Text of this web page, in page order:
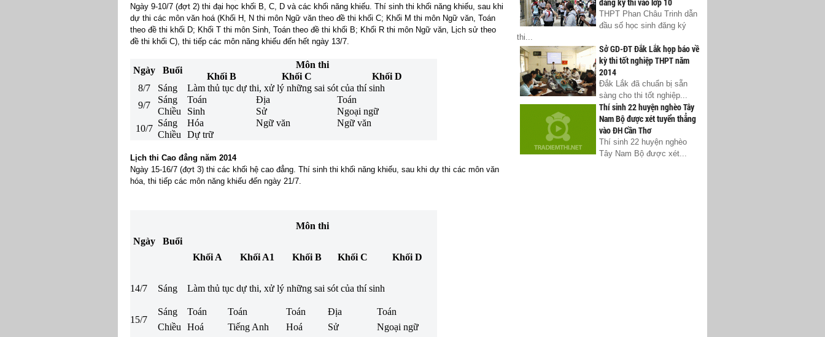
Ngày 9-10/7 (đợt 2) thi đại học khối B, C, D và các khối năng khiếu. Thí sinh thi khối năng khiếu, sau khi
dự thi các môn văn hoá (Khối H, N thi môn Ngữ văn theo đề thi khối C; Khối M thi môn Ngữ văn, Toán
theo đề thi khối D; Khối T thi môn Sinh, Toán theo đề thi khối B; Khối R thi môn Ngữ văn, Lịch sử theo
đề thi khối C), thi tiếp các môn năng khiếu đến hết ngày 13/7.
Ngày Buổi
Môn thi
Khối B
Khối C
Khối D
8/7
Sáng
Làm thủ tục dự thi, xử lý những sai sót của thí sinh
9/7
Sáng Toán Địa
Toán
Chiều
Sinh Sử
Ngoại ngữ
10/7
Sáng Hóa Ngữ văn
Ngữ văn
Chiều
Dự trữ
Lịch thi Cao đẳng năm 2014
Ngày 15-16/7 (đợt 3) thi các khối hệ cao đẳng. Thí sinh thi khối năng khiếu, sau khi dự thi các môn văn
hóa, thi tiếp các môn năng khiếu đến ngày 21/7.
Ngày Buổi
Môn thi
Khối A Khối A1 Khối B Khối C Khối D
14/7 Sáng Làm thủ tục dự thi, xử lý những sai sót của thí sinh
15/7
Sáng Toán Toán Toán Địa
Toán
Chiều
Hoá Tiếng Anh Hoá Sử Ngoại ngữ
THPT Phan Châu Trinh dẫn
đầu số học sinh đăng ký
thi...
Sở GD-ĐT Đắk Lắk họp báo về
kỳ thi tốt nghiệp THPT năm
2014
Đắk Lắk đã chuẩn bị sẵn
sàng cho thi tốt nghiệp...
Thí sinh 22 huyện nghèo Tây
Nam Bộ được xét tuyển thẳng
vào ĐH Cần Thơ
Thí sinh 22 huyện nghèo
Tây Nam Bộ được xét...